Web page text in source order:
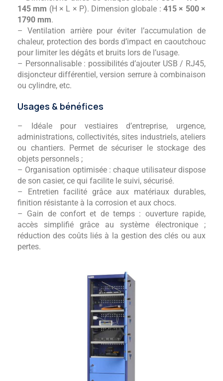
145 mm (H × L × P). Dimension globale :415 × 500 ×
1790 mm.
– Ventilation arrière pour éviter l’accumulation de
chaleur, protection des bords d’impact en caoutchouc
pour limiter les dégâts et bruits lors de l’usage.
– Personnalisable : possibilités d’ajouter USB / RJ45,
disjoncteur différentiel, version serrure à combinaison
ou cylindre, etc.
Usages & bénéfices
– Idéale pour vestiaires d’entreprise, urgence,
administrations, collectivités, sites industriels, ateliers
ou chantiers. Permet de sécuriser le stockage des
objets personnels ;
– Organisation optimisée : chaque utilisateur dispose
de son casier, ce qui facilite le suivi, sécurisé.
– Entretien facilité grâce aux matériaux durables,
finition résistante à la corrosion et aux chocs.
– Gain de confort et de temps : ouverture rapide,
accès simplifié grâce au système électronique ;
réduction des coûts liés à la gestion des clés ou aux
pertes.